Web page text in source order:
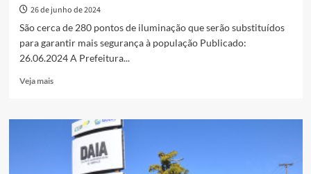
26 de junho de 2024
São cerca de 280 pontos de iluminação que serão substituídos
para garantir mais segurança à população Publicado:
26.06.2024 A Prefeitura...
Veja maisRead
Prefeitura
instalar
lâmpadas